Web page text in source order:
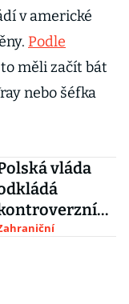
v americké
Podle
měli začít bát
nebo šéfka
vláda
o